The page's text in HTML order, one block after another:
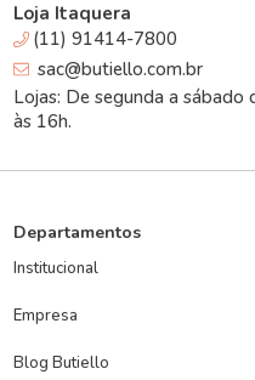
Loja Itaquera
(11) 91414-7800
sac@butiello.com.br
Lojas: De segunda a
às 16h.
Departamentos
Institucional
Empresa
Blog Butiello